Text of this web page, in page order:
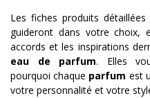
Les fiches produits détaillées
guideront dans votre choix,
accords et les inspirations
eau de parfum. Elles
pourquoi chaque parfum est
votre personnalité et votre